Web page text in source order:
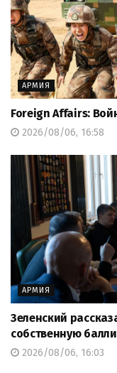
АРМИЯ
Foreign Affairs:
2026/08/06, 16:58
АРМИЯ
Зеленский
собственную
2026/08/06, 16:03